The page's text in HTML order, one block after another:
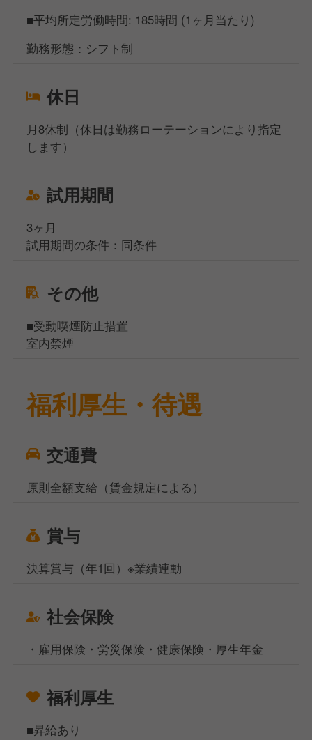
■平均所定労働時間: 185時間 (1ヶ月当たり)
勤務形態：シフト制
休日
月8休制（休日は勤務ローテーションにより指定
します）
試用期間
3ヶ月
試用期間の条件：同条件
その他
■受動喫煙防止措置
室内禁煙
福利厚生・待遇
交通費
原則全額支給（賃金規定による）
賞与
決算賞与（年1回）※業績連動
社会保険
・雇用保険・労災保険・健康保険・厚生年金
福利厚生
■昇給あり